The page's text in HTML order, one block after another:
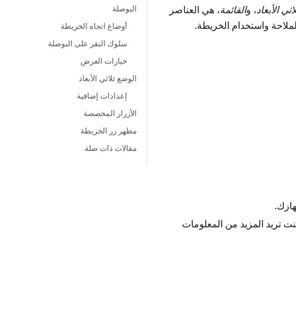
الأبعاد، والقائمة، هي العناصر
واستخدام الخريطة.
تريد المزيد من المعلومات
البوصلة
أوضاع اتجاه الخريطة
سلوك النقر على البوصلة
خيارات العرض
الوضع ثلاثي الأبعاد
إعدادات إضافية
الأزرار المخصصة
مظهر زر الخريطة
مقالات ذات صلة